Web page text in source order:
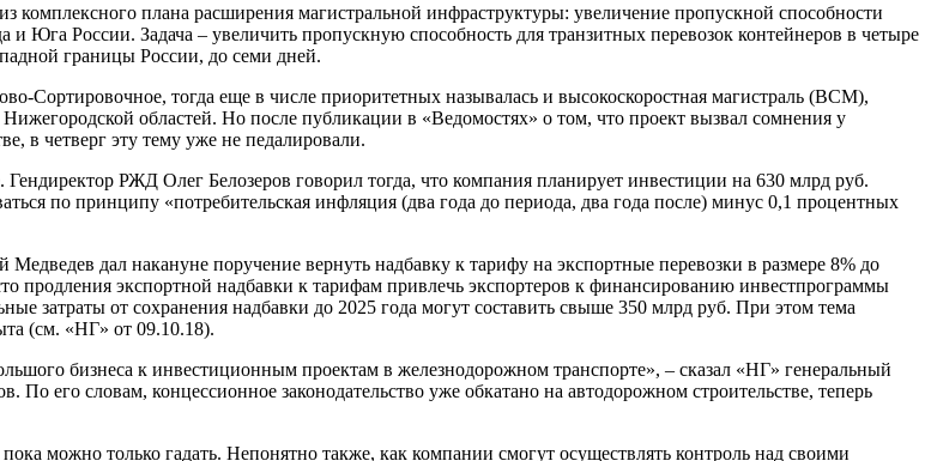
плана расширения магистральной инфраструктуры: увеличение пропускной способности
Юга России. Задача – увеличить пропускную способность для транзитных перевозок контейнеров в четыре
границы России, до семи дней.
Сортировочное, тогда еще в числе приоритетных называлась и высокоскоростная магистраль (ВСМ),
областей. Но после публикации в «Ведомостях» о том, что проект вызвал сомнения у
в четверг эту тему уже не педалировали.
РЖД Олег Белозеров говорил тогда, что компания планирует инвестиции на 630 млрд руб.
по принципу «потребительская инфляция (два года до периода, два года после) минус 0,1 процентных
дал накануне поручение вернуть надбавку к тарифу на экспортные перевозки в размере 8% до
экспортной надбавки к тарифам привлечь экспортеров к финансированию инвестпрограммы
от сохранения надбавки до 2025 года могут составить свыше 350 млрд руб. При этом тема
(см. «НГ» от 09.10.18).
бизнеса к инвестиционным проектам в железнодорожном транспорте», – сказал «НГ» генеральный
По его словам, концессионное законодательство уже обкатано на автодорожном строительстве, теперь
можно только гадать. Непонятно также, как компании смогут осуществлять контроль над своими